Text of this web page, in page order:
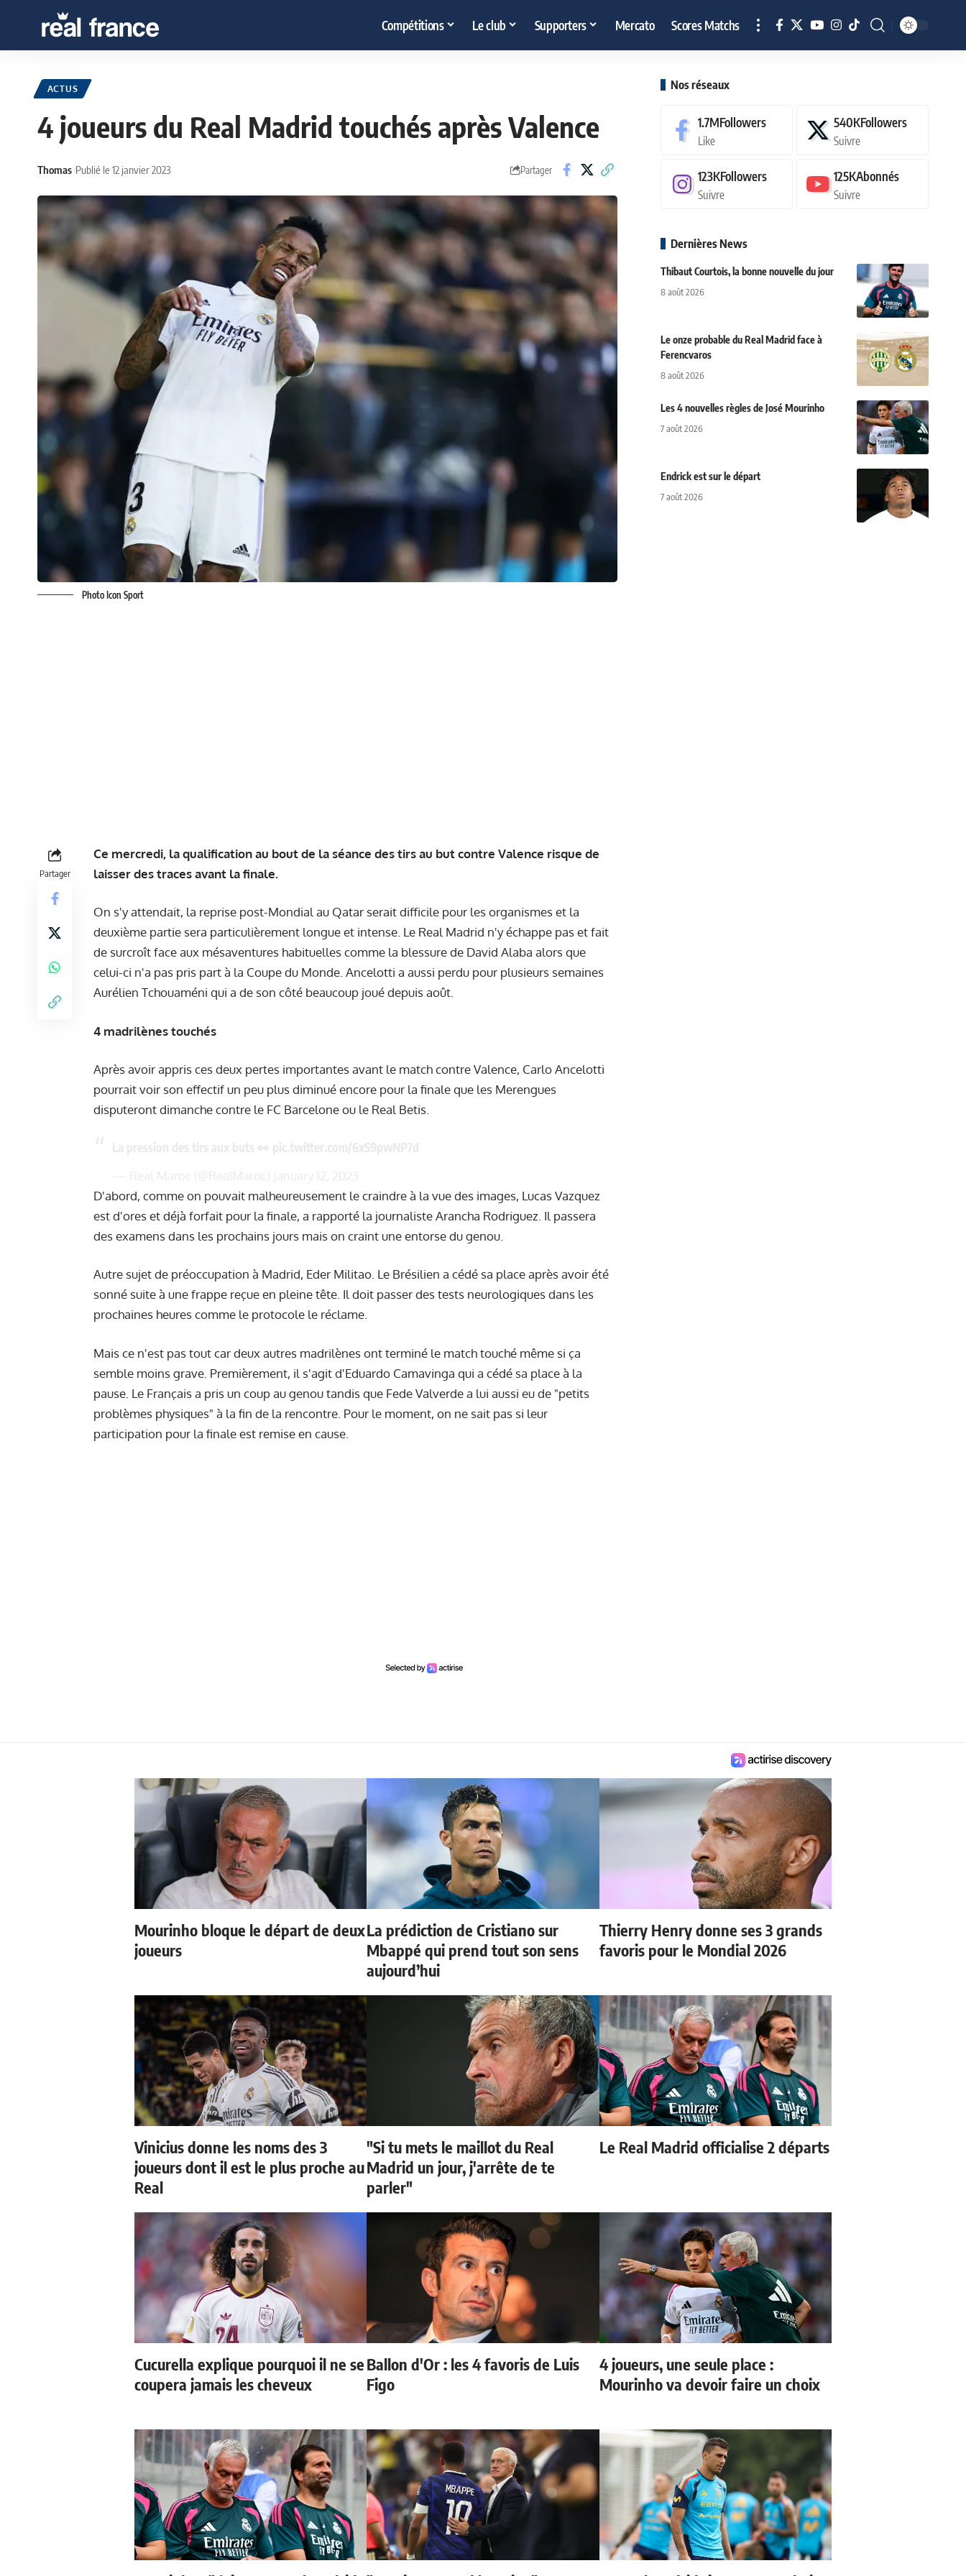
Compétitions Le club Supporters Mercato Scores Matchs
ACTUS
4 joueurs du Real Madrid touchés après Valence
Thomas Publié le 12 janvier 2023 Partager
Photo Icon Sport
Partager
Ce mercredi, la qualification au bout de la séance des tirs au but contre Valence risque de
laisser des traces avant la finale.
On s'y attendait, la reprise post-Mondial au Qatar serait difficile pour les organismes et la
deuxième partie sera particulièrement longue et intense. Le Real Madrid n'y échappe pas et fait
de surcroît face aux mésaventures habituelles comme la blessure de David Alaba alors que
celui-ci n'a pas pris part à la Coupe du Monde. Ancelotti a aussi perdu pour plusieurs semaines
Aurélien Tchouaméni qui a de son côté beaucoup joué depuis août.
4 madrilènes touchés
Après avoir appris ces deux pertes importantes avant le match contre Valence, Carlo Ancelotti
pourrait voir son effectif un peu plus diminué encore pour la finale que les Merengues
disputeront dimanche contre le FC Barcelone ou le Real Betis.
D'abord, comme on pouvait malheureusement le craindre à la vue des images, Lucas Vazquez
est d'ores et déjà forfait pour la finale, a rapporté la journaliste Arancha Rodriguez. Il passera
des examens dans les prochains jours mais on craint une entorse du genou.
Autre sujet de préoccupation à Madrid, Eder Militao. Le Brésilien a cédé sa place après avoir été
sonné suite à une frappe reçue en pleine tête. Il doit passer des tests neurologiques dans les
prochaines heures comme le protocole le réclame.
Mais ce n'est pas tout car deux autres madrilènes ont terminé le match touché même si ça
semble moins grave. Premièrement, il s'agit d'Eduardo Camavinga qui a cédé sa place à la
pause. Le Français a pris un coup au genou tandis que Fede Valverde a lui aussi eu de "petits
problèmes physiques" à la fin de la rencontre. Pour le moment, on ne sait pas si leur
participation pour la finale est remise en cause.
Nos réseaux
1.7MFollowers
Like
540KFollowers
Suivre
123KFollowers
Suivre
125KAbonnés
Suivre
Dernières News
Thibaut Courtois, la bonne nouvelle du jour
8 août 2026
Le onze probable du Real Madrid face à
Ferencvaros
8 août 2026
Les 4 nouvelles règles de José Mourinho
7 août 2026
Endrick est sur le départ
7 août 2026
Mourinho bloque le départ de deux
joueurs
La prédiction de Cristiano sur
Mbappé qui prend tout son sens
aujourd’hui
Thierry Henry donne ses 3 grands
favoris pour le Mondial 2026
Vinicius donne les noms des 3
joueurs dont il est le plus proche au
Real
"Si tu mets le maillot du Real
Madrid un jour, j'arrête de te
parler"
Le Real Madrid officialise 2 départs
Cucurella explique pourquoi il ne se
coupera jamais les cheveux
Ballon d'Or : les 4 favoris de Luis
Figo
4 joueurs, une seule place :
Mourinho va devoir faire un choix